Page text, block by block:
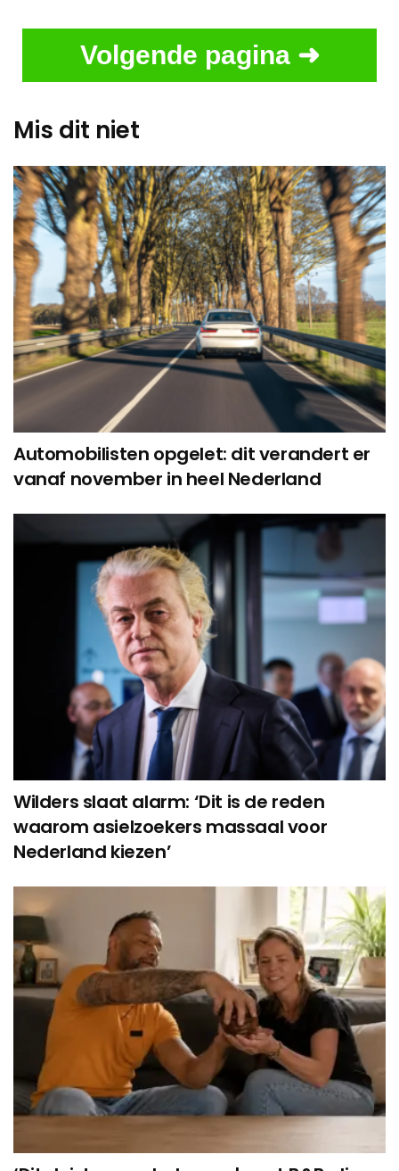
Volgende pagina ➜
Mis dit niet
Automobilisten opgelet: dit verandert er
vanaf november in heel Nederland
Wilders slaat alarm: ‘Dit is de reden
waarom asielzoekers massaal voor
Nederland kiezen’